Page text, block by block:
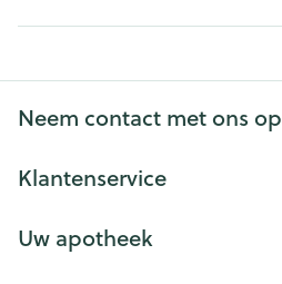
Neem contact met ons op
Klantenservice
Uw apotheek